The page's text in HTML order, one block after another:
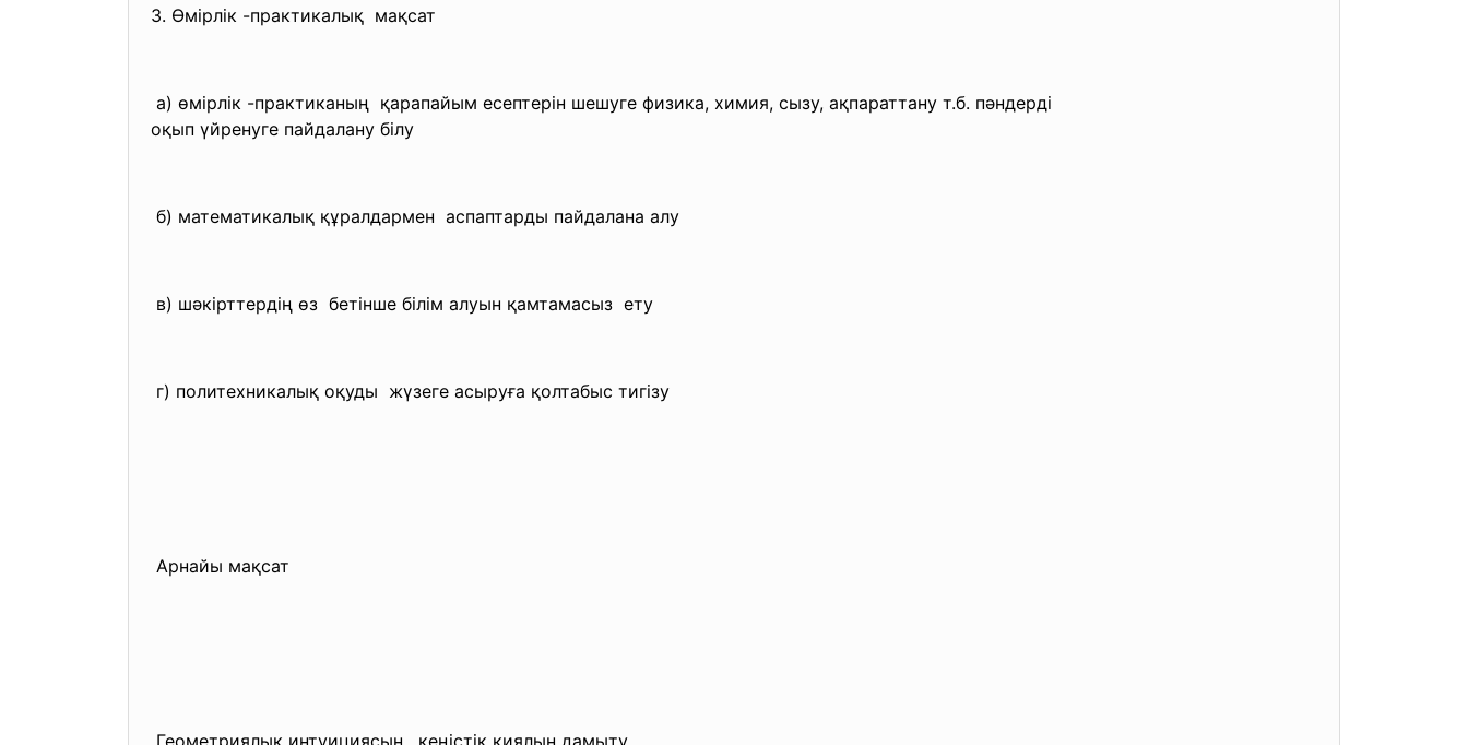
3. Өмірлік -практикалық мақсат
а) өмірлік -практиканың қарапайым есептерін шешуге физика, химия, сызу, ақпараттану т.б. пәндерді
оқып үйренуге пайдалану білу
б) математикалық құралдармен аспаптарды пайдалана алу
в) шәкірттердің өз бетінше білім алуын қамтамасыз ету
г) политехникалық оқуды жүзеге асыруға қолтабыс тигізу
Арнайы мақсат
Геометриялық интуициясын, кеңістік қиялын дамыту.